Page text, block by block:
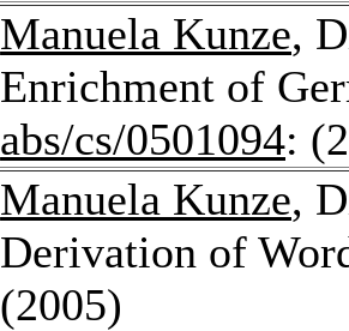
Manuela Kunze,
Enrichment of
abs/cs/0501094:
Manuela Kunze,
Derivation of
(2005)